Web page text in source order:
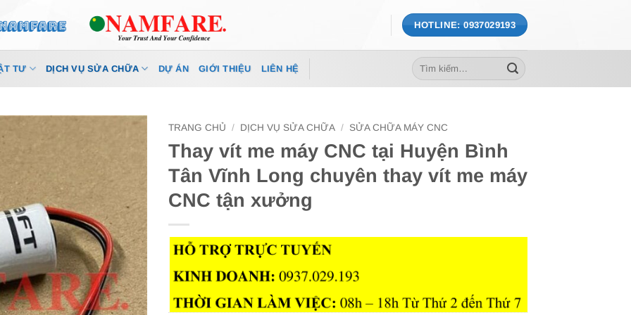
HOTLINE: 0937029193
TƯ DỊCH VỤ SỬA CHỮA DỰ ÁN GIỚI THIỆU LIÊN HỆ
Tìm
kiếm:
TRANG CHỦ / DỊCH VỤ SỬA CHỮA / SỬA CHỮA MÁY CNC
Thay vít me máy CNC tại Huyện Bình
Tân Vĩnh Long chuyên thay vít me máy
CNC tận xưởng